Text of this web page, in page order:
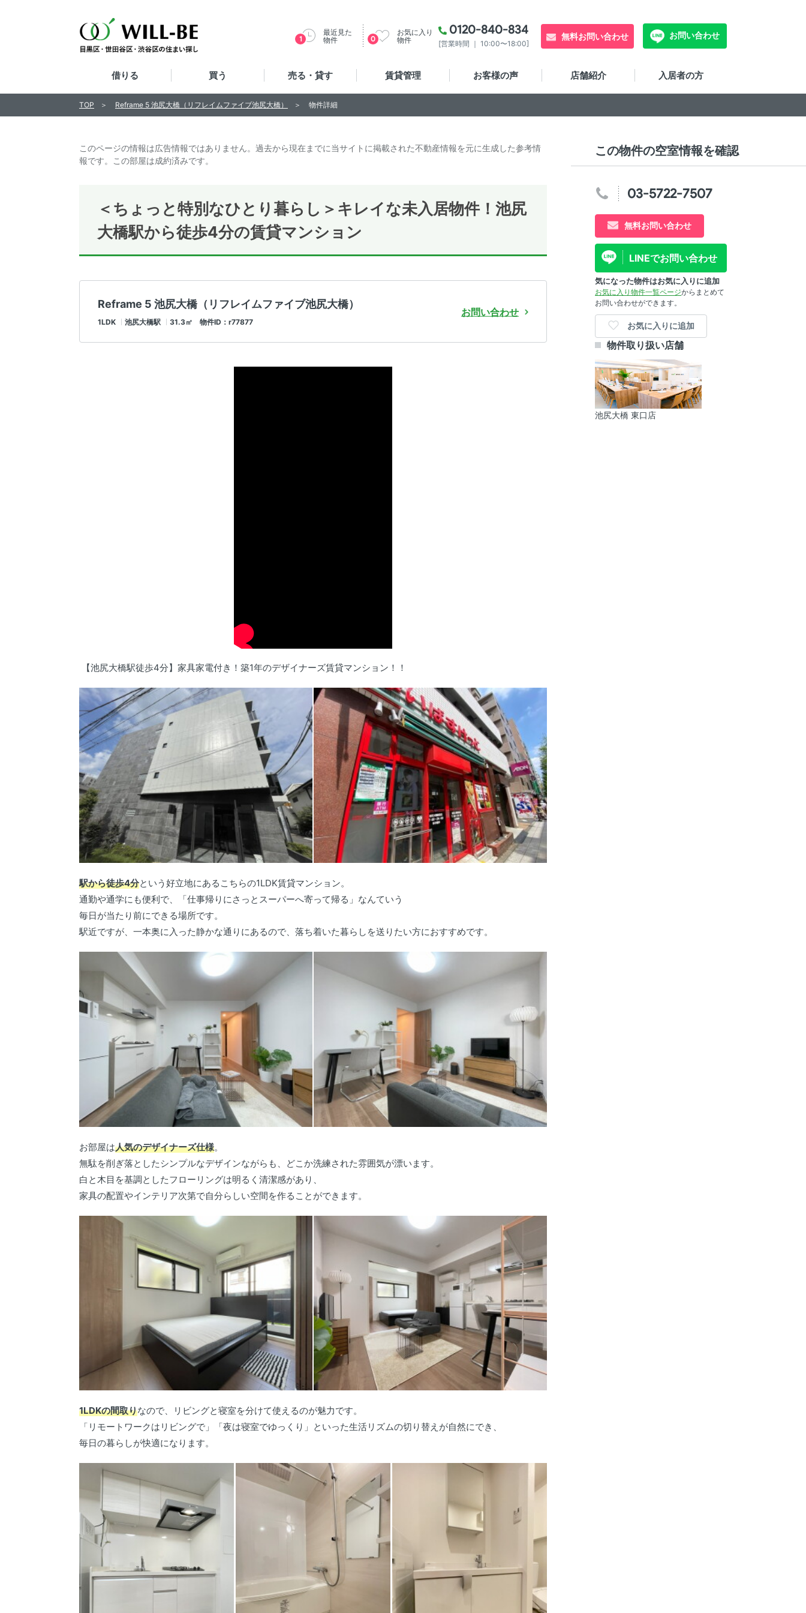
0120-840-834
[営業時間 ｜ 10:00〜18:00]
無料お問い合わせ お問い合わせ
最近見た
物件
1
お気に入り
物件
0
借りる 買う 売る・貸す 賃貸管理 お客様の声 店舗紹介 入居者の方
このページの情報は広告情報ではありません。過去から現在までに当サイトに掲載された不動産情報を元に生成した参考情
報です。この部屋は成約済みです。
＜ちょっと特別なひとり暮らし＞キレイな未入居物件！池尻
大橋駅から徒歩4分の賃貸マンション
Reframe 5 池尻大橋（リフレイムファイブ池尻大橋）
1LDK 池尻大橋駅 31.3㎡ 物件ID：r77877
お問い合わせ
【池尻大橋駅徒歩4分】家具家電付き！築1年のデザイナーズ賃貸マンション！！
駅から徒歩4分という好立地にあるこちらの1LDK賃貸マンション。
通勤や通学にも便利で、「仕事帰りにさっとスーパーへ寄って帰る」なんていう
毎日が当たり前にできる場所です。
駅近ですが、一本奥に入った静かな通りにあるので、落ち着いた暮らしを送りたい方におすすめです。
お部屋は人気のデザイナーズ仕様。
無駄を削ぎ落としたシンプルなデザインながらも、どこか洗練された雰囲気が漂います。
白と木目を基調としたフローリングは明るく清潔感があり、
家具の配置やインテリア次第で自分らしい空間を作ることができます。
1LDKの間取りなので、リビングと寝室を分けて使えるのが魅力です。
「リモートワークはリビングで」「夜は寝室でゆっくり」といった生活リズムの切り替えが自然にでき、
毎日の暮らしが快適になります。
この物件の空室情報を確認
03-5722-7507
無料お問い合わせ
LINEでお問い合わせ
気になった物件はお気に入りに追加
お気に入り物件一覧ページからまとめて
お問い合わせができます。
お気に入りに追加
物件取り扱い店舗
池尻大橋 東口店
TOP Reframe 5 池尻大橋（リフレイムファイブ池尻大橋） 物件詳細